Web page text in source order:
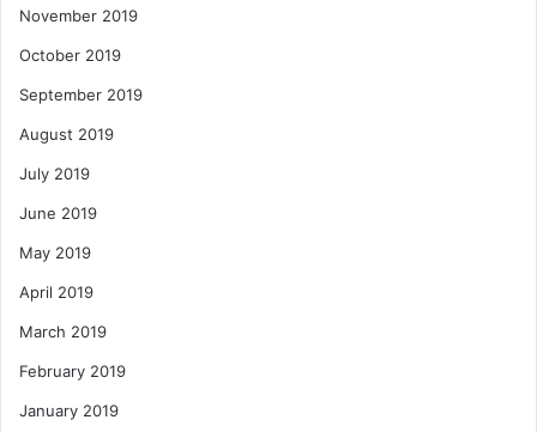
November 2019
October 2019
September 2019
August 2019
July 2019
June 2019
May 2019
April 2019
March 2019
February 2019
January 2019